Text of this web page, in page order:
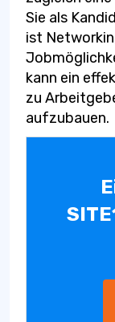
Sie als
ist
kann ein
zu
aufzubauen.